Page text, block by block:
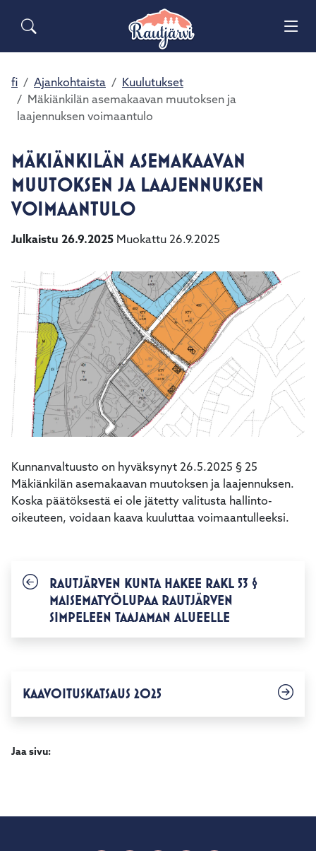
Siirry pääsisältöön Siirry päävalikkoon
Sähköiset lomakkeet
Haku
Valitse
oleva
tulos
ylös-
alasnuolilla.
Siirry
valittuun
hakutulokseen
enteriä.
käyttäjät
voivat
käyttää
kosketus-
ja
pyyhkäisyliikkeitä.
Asuminen ja ympäristö
Opetus ja kasvatus
Hyvinvointi ja terveys
Kulttuuri ja vapaa-aika
Kunta ja päätöksenteko
Elinvoima ja työ
fi Ajankohtaista
Kuulutukset
Mäkiänkilän asemakaavan muutoksen ja
laajennuksen voimaantulo
MÄKIÄNKILÄN ASEMAKAAVAN
MUUTOKSEN JA LAAJENNUKSEN
VOIMAANTULO
Julkaistu 26.9.2025 Muokattu 26.9.2025
Kunnanvaltuusto on hyväksynyt 26.5.2025 § 25
Mäkiänkilän asemakaavan muutoksen ja laajennuksen.
Koska päätöksestä ei ole jätetty valitusta hallinto-
oikeuteen, voidaan kaava kuuluttaa voimaantulleeksi.
RAUTJÄRVEN KUNTA HAKEE RAKL 53 §
MAISEMATYÖLUPAA RAUTJÄRVEN
SIMPELEEN TAAJAMAN ALUEELLE
KAAVOITUSKATSAUS 2025
Jaa sivu: